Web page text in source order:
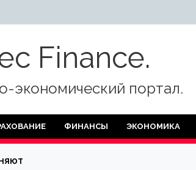
Finance.
экономический портал.
ФИНАНСЫ ЭКОНОМИКА